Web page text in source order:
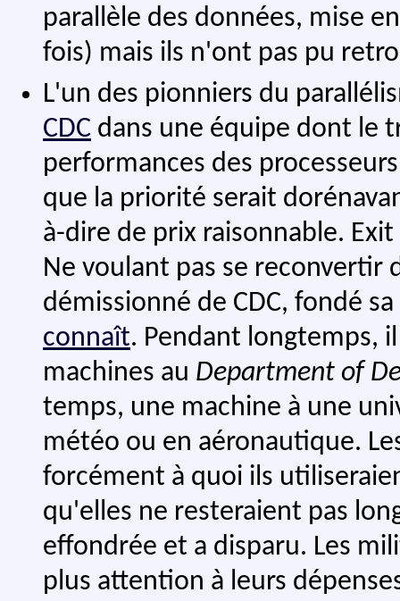
parallèle des données, mise
fois) mais ils n'ont pas pu
L'un des pionniers du
CDC dans une équipe dont le
performances des
que la priorité serait
à-dire de prix raisonnable.
Ne voulant pas se reconvertir
démissionné de CDC, fondé
connaît. Pendant longtemps,
machines au Department of
temps, une machine à une
météo ou en aéronautique.
forcément à quoi ils
qu'elles ne resteraient pas
effondrée et a disparu. Les
plus attention à leurs